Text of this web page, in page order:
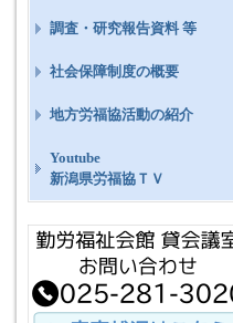
調査・研究報告資料 等
社会保障制度の概要
地方労福協活動の紹介
Youtube
新潟県労福協ＴＶ